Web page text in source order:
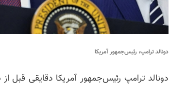
دونالد ترامپ، رئیس‌جمهور آمریکا